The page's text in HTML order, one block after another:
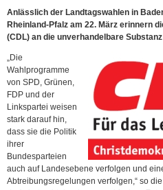
Anlässlich der Landtagswahlen in
Rheinland-Pfalz am 22. März erinnern
(CDL) an die unverhandelbare
„Die
Wahlprogramme
von SPD, Grünen,
FDP und der
Linkspartei weisen
stark darauf hin,
dass sie die Politik
ihrer
Bundesparteien
auch auf Landesebene verfolgen und
Abtreibungsregelungen verfolgen,“ so